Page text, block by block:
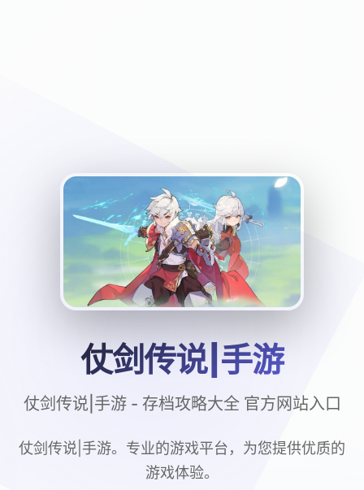
仗剑传说|手游
仗剑传说|手游 - 存档攻略大全 官方网站入口
仗剑传说|手游。专业的游戏平台，为您提供优质的
游戏体验。